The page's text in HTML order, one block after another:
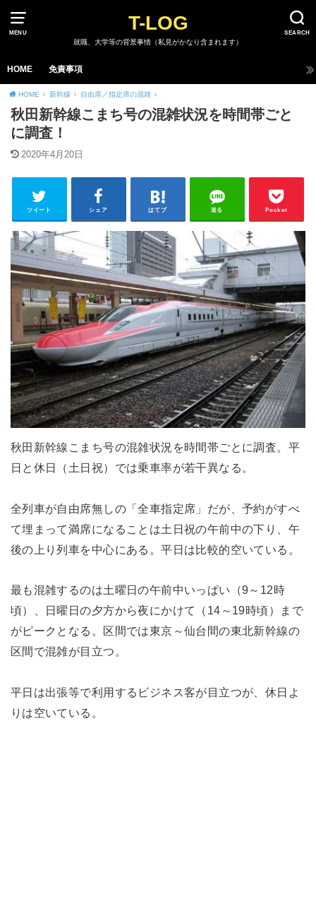
MENU SEARCH
T-LOG
就職、大学等の背景事情（私見がかなり含まれます）
HOME 免責事項
HOME 新幹線 自由席／指定席の混雑
秋田新幹線こまち号の混雑状況を時間帯ごと
に調査！
2020年4月20日
ツイート シェア はてブ 送る Pocket
秋田新幹線こまち号の混雑状況を時間帯ごとに調査。平
日と休日（土日祝）では乗車率が若干異なる。
全列車が自由席無しの「全車指定席」だが、予約がすべ
て埋まって満席になることは土日祝の午前中の下り、午
後の上り列車を中心にある。平日は比較的空いている。
最も混雑するのは土曜日の午前中いっぱい（9～12時
頃）、日曜日の夕方から夜にかけて（14～19時頃）まで
がピークとなる。区間では東京～仙台間の東北新幹線の
区間で混雑が目立つ。
平日は出張等で利用するビジネス客が目立つが、休日よ
りは空いている。